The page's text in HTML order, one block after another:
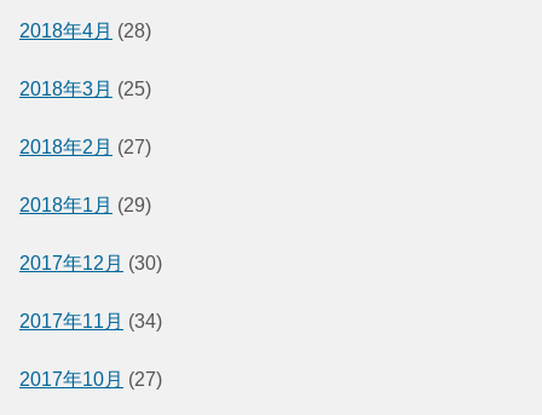
2018年4月 (28)
2018年3月 (25)
2018年2月 (27)
2018年1月 (29)
2017年12月 (30)
2017年11月 (34)
2017年10月 (27)